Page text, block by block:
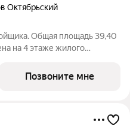
Октябрьский
Общая площадь 39,40
на 4 этаже жилого
квартал площадью 7
Позвоните мне